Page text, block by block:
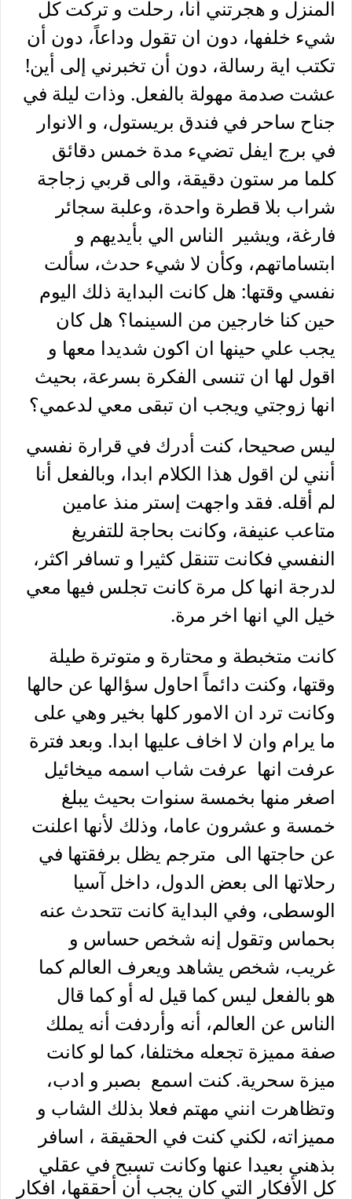
المنزل و هجرتني أنا، رحلت و تركت كل
شيء خلفها، دون ان تقول وداعاً، دون أن
تكتب اية رسالة، دون أن تخبرني إلى أين!
عشت صدمة مهولة بالفعل. وذات ليلة في
جناح ساحر في فندق بريستول، و الانوار
في برج ايفل تضيء مدة خمس دقائق
كلما مر ستون دقيقة، والى قربي زجاجة
شراب بلا قطرة واحدة، وعلبة سجائر
فارغة، ويشير الناس الي بأيديهم و
ابتساماتهم، وكأن لا شيء حدث، سألت
نفسي وقتها: هل كانت البداية ذلك اليوم
حين كنا خارجين من السينما؟ هل كان
يجب علي حينها ان اكون شديدا معها و
اقول لها ان تنسى الفكرة بسرعة، بحيث
انها زوجتي ويجب ان تبقى معي لدعمي؟
ليس صحيحا، كنت أدرك في قرارة نفسي
أنني لن اقول هذا الكلام ابدا، وبالفعل أنا
لم أقله. فقد واجهت إستر منذ عامين
متاعب عنيفة، وكانت بحاجة للتفريغ
النفسي فكانت تتنقل كثيرا و تسافر اكثر،
لدرجة انها كل مرة كانت تجلس فيها معي
خيل الي انها اخر مرة.
كانت متخبطة و محتارة و متوترة طيلة
وقتها، وكنت دائماً احاول سؤالها عن حالها
وكانت ترد ان الامور كلها بخير وهي على
ما يرام وان لا اخاف عليها ابدا. وبعد فترة
عرفت انها عرفت شاب اسمه ميخائيل
اصغر منها بخمسة سنوات بحيث يبلغ
خمسة و عشرون عاما، وذلك لأنها اعلنت
عن حاجتها الى مترجم يظل برفقتها في
رحلاتها الى بعض الدول، داخل آسيا
الوسطى، وفي البداية كانت تتحدث عنه
بحماس وتقول إنه شخص حساس و
غريب، شخص يشاهد ويعرف العالم كما
هو بالفعل ليس كما قيل له أو كما قال
الناس عن العالم، أنه وأردفت أنه يملك
صفة مميزة تجعله مختلفا، كما لو كانت
ميزة سحرية. كنت اسمع بصبر و ادب،
وتظاهرت انني مهتم فعلا بذلك الشاب و
مميزاته، لكني كنت في الحقيقة ، اسافر
بذهني بعيدا عنها وكانت تسبح في عقلي
كل الأفكار التي كان يجب أن أحققها، افكار